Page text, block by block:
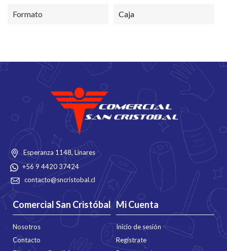
Formato Caja
Esperanza 1148, Linares
+56 9 4420 37424
contacto@sncristobal.cl
Comercial San Cristóbal
Nosotros
Contacto
Mi Cuenta
Inicio de sesión
Regístrate